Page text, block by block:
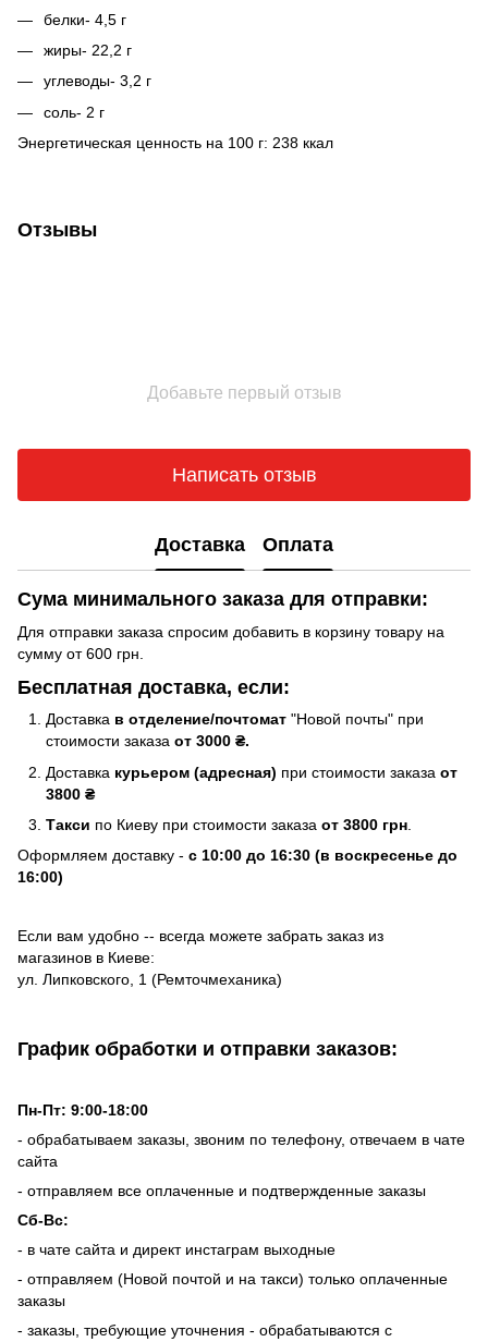
белки- 4,5 г
жиры- 22,2 г
углеводы- 3,2 г
соль- 2 г
Энергетическая ценность на 100 г: 238 ккал
Отзывы
Добавьте первый отзыв
Написать отзыв
Доставка Оплата
Сума минимального заказа для отправки:
Для отправки заказа спросим добавить в корзину товару на
сумму от 600 грн.
Бесплатная доставка, если:
Доставка в отделение/почтомат "Новой почты" при
стоимости заказа от 3000 ₴.
Доставка курьером (адресная) при стоимости заказа от
3800 ₴
Такси по Киеву при стоимости заказа от 3800 грн
Оформляем доставку - с 10:00 до 16:30 (в воскресенье до
16:00)
Если вам удобно -- всегда можете забрать заказ из
магазинов в Киеве:
ул. Липковского, 1 (Ремточмеханика)
График обработки и отправки заказов:
Пн-Пт: 9:00-18:00
- обрабатываем заказы, звоним по телефону, отвечаем в чате
сайта
- отправляем все оплаченные и подтвержденные заказы
Сб-Вс:
- в чате сайта и директ инстаграм выходные
- отправляем (Новой почтой и на такси) только оплаченные
заказы
- заказы, требующие уточнения - обрабатываются с